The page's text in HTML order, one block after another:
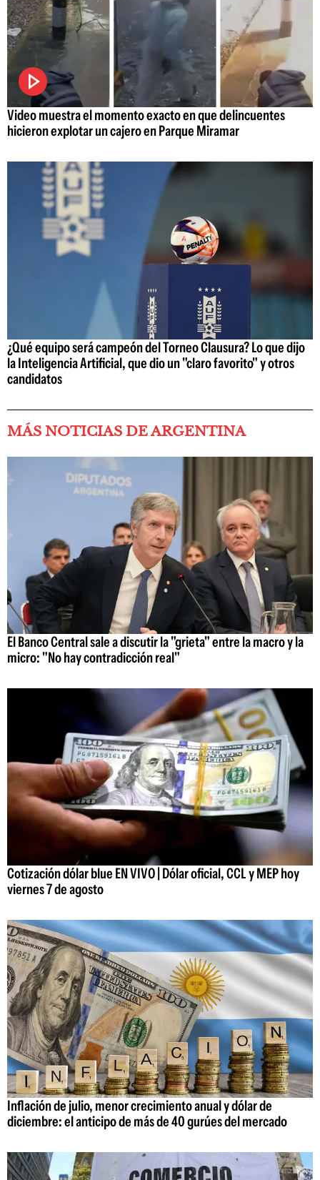
Video muestra el momento exacto en que delincuentes
hicieron explotar un cajero en Parque Miramar
¿Qué equipo será campeón del Torneo Clausura? Lo que dijo
la Inteligencia Artificial, que dio un "claro favorito" y otros
candidatos
MÁS NOTICIAS DE ARGENTINA
El Banco Central sale a discutir la "grieta" entre la macro y la
micro: "No hay contradicción real"
Cotización dólar blue EN VIVO | Dólar oficial, CCL y MEP hoy
viernes 7 de agosto
Inflación de julio, menor crecimiento anual y dólar de
diciembre: el anticipo de más de 40 gurúes del mercado